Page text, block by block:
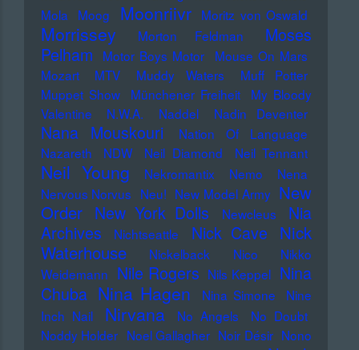
Mola
Moog Moonriivr Moritz von Oswald
Morrissey Morton Feldman
Moses
Pelham
Motor Boys Motor
Mouse On Mars
Mozart
MTV Muddy Waters
Muff Potter
Muppet Show
Münchener Freiheit
My Bloody
Valentine
N.W.A. Naddel Nadin Deventer
Nana Mouskouri
Nation Of Language
Nazareth
NDW Neil Diamond Neil Tennant
Neil Young Nekromantix Nemo
Nena
Nervous Norvus Neu! New Model Army New
Order New York Dolls Newcleus
Nia
Archives
Nichtseattle Nick Cave
Nick
Waterhouse
Nickelback Nico
Nikko
Weidemann Nile Rogers Nils Keppel Nina
Chuba Nina Hagen Nina Simone
Nine
Inch Nail
Nirvana No Angels
No Doubt
Noddy Holder Noel Gallagher Noir Désir Nono